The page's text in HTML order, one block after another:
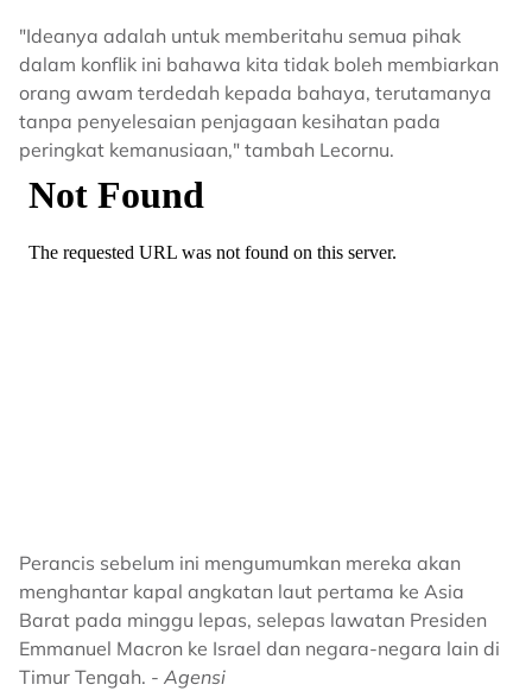
"Ideanya adalah untuk memberitahu semua pihak
dalam konflik ini bahawa kita tidak boleh membiarkan
orang awam terdedah kepada bahaya, terutamanya
tanpa penyelesaian penjagaan kesihatan pada
peringkat kemanusiaan," tambah Lecornu.
Perancis sebelum ini mengumumkan mereka akan
menghantar kapal angkatan laut pertama ke Asia
Barat pada minggu lepas, selepas lawatan Presiden
Emmanuel Macron ke Israel dan negara-negara lain di
Timur Tengah. - Agensi